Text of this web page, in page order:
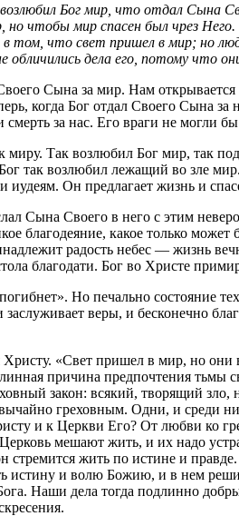
Бог мир, что отдал Сына
чтобы мир спасен был чрез
что свет пришел в мир; но
обличились дела его, потому что
Сына за мир. Нам открывается
когда Бог отдал Своего Сына
за нас. Его враги не могли
Так возлюбил Бог мир, так
так возлюбил лежащий во зле
Он предлагает жизнь и
Сына Своего в него с этим
благодеяние, какое только
радость небес — жизнь
благодати. Бог во Христе
Но печально состояние
веры, и бесконечно
«Свет пришел в мир, но они
причина предпочтения тьмы
закон: всякий, творящий зло,
греховным. Одни, и среди
и к Церкви Его? От любви ко
мешают жить, и их надо
стремится жить по истине и
и волю Божию, и в нем
Наши дела тогда подлинно